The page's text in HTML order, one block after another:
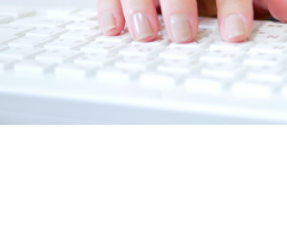
砂ろ過自動逆洗浄 PRTシリーズ
カートリッジフィルター KJOシリーズ
電気ヒーター浴槽保温 SHSシリーズ
Case
導入実績
ろ過装置導入実績
FAQ